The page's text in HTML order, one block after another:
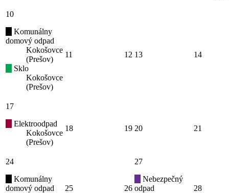
10
Komunálny
domový odpad
Kokošovce
(Prešov)
Sklo
Kokošovce
(Prešov)
11 12 13 14
17
Elektroodpad
Kokošovce
(Prešov)
18 19 20 21
24
Komunálny
domový odpad
25 26
27
Nebezpečný
odpad
28